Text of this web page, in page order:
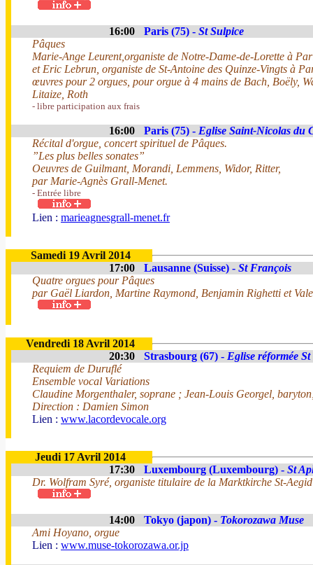
16:00 Paris (75) - St Sulpice
Pâques
Marie-Ange Leurent,organiste de Notre-Dame-de-Lorette à
et Eric Lebrun, organiste de St-Antoine des Quinze-Vingts à
œuvres pour 2 orgues, pour orgue à 4 mains de Bach, Boëly,
Litaize, Roth
- libre participation aux frais
16:00 Paris (75) - Eglise Saint-Nicolas du
Récital d'orgue, concert spirituel de Pâques.
”Les plus belles sonates”
Oeuvres de Guilmant, Morandi, Lemmens, Widor, Ritter,
par Marie-Agnès Grall-Menet.
- Entrée libre
Lien : marieagnesgrall-menet.fr
Samedi 19 Avril 2014
17:00
Lausanne (Suisse) - St François
Quatre orgues pour Pâques
par Gaël Liardon, Martine Raymond, Benjamin Righetti et
Vendredi 18 Avril 2014
20:30
Strasbourg (67) - Eglise réformée
Requiem de Duruflé
Ensemble vocal Variations
Claudine Morgenthaler, soprane ; Jean-Louis Georgel,
Direction : Damien Simon
Lien : www.lacordevocale.org
Jeudi 17 Avril 2014
17:30
Luxembourg (Luxembourg) - St
Dr. Wolfram Syré, organiste titulaire de la Marktkirche St-
14:00 Tokyo (japon) - Tokorozawa Muse
Ami Hoyano, orgue
Lien : www.muse-tokorozawa.or.jp